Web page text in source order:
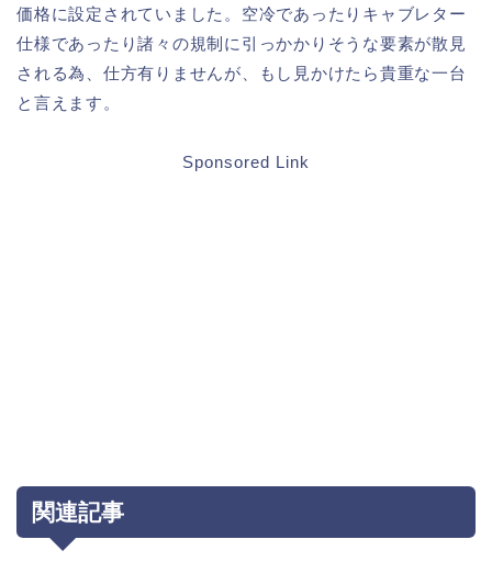
価格に設定されていました。空冷であったりキャブレター
仕様であったり諸々の規制に引っかかりそうな要素が散見
される為、仕方有りませんが、もし見かけたら貴重な一台
と言えます。
Sponsored Link
関連記事